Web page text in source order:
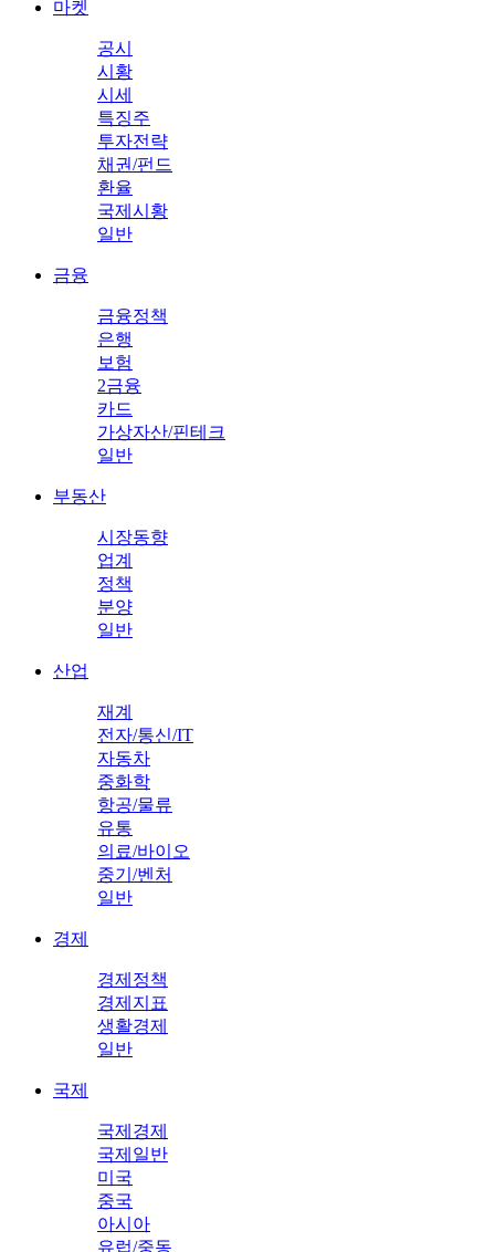
마켓
공시
시황
시세
특징주
투자전략
채권/펀드
환율
국제시황
일반
금융
금융정책
은행
보험
2금융
카드
가상자산/핀테크
일반
부동산
시장동향
업계
정책
분양
일반
산업
재계
전자/통신/IT
자동차
중화학
항공/물류
유통
의료/바이오
중기/벤처
일반
경제
경제정책
경제지표
생활경제
일반
국제
국제경제
국제일반
미국
중국
아시아
유럽/중동